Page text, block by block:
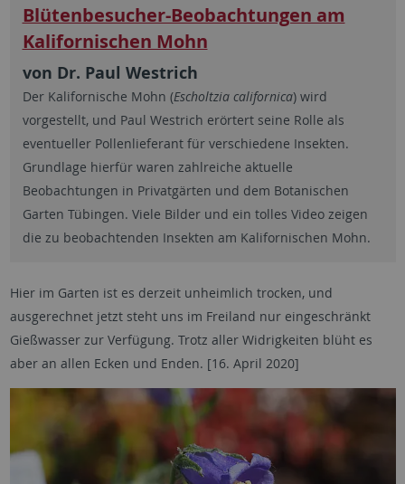
Blütenbesucher-Beobachtungen am
Kalifornischen Mohn
von Dr. Paul Westrich
Der Kalifornische Mohn (Escholtzia californica) wird
vorgestellt, und Paul Westrich erörtert seine Rolle als
eventueller Pollenlieferant für verschiedene Insekten.
Grundlage hierfür waren zahlreiche aktuelle
Beobachtungen in Privatgärten und dem Botanischen
Garten Tübingen. Viele Bilder und ein tolles Video zeigen
die zu beobachtenden Insekten am Kalifornischen Mohn.
Hier im Garten ist es derzeit unheimlich trocken, und
ausgerechnet jetzt steht uns im Freiland nur eingeschränkt
Gießwasser zur Verfügung. Trotz aller Widrigkeiten blüht es
aber an allen Ecken und Enden. [16. April 2020]